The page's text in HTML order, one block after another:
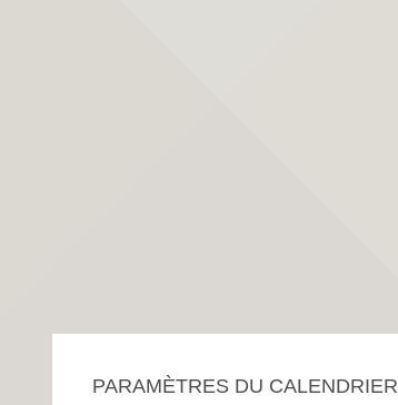
PARAMÈTRES DU CALENDRIER